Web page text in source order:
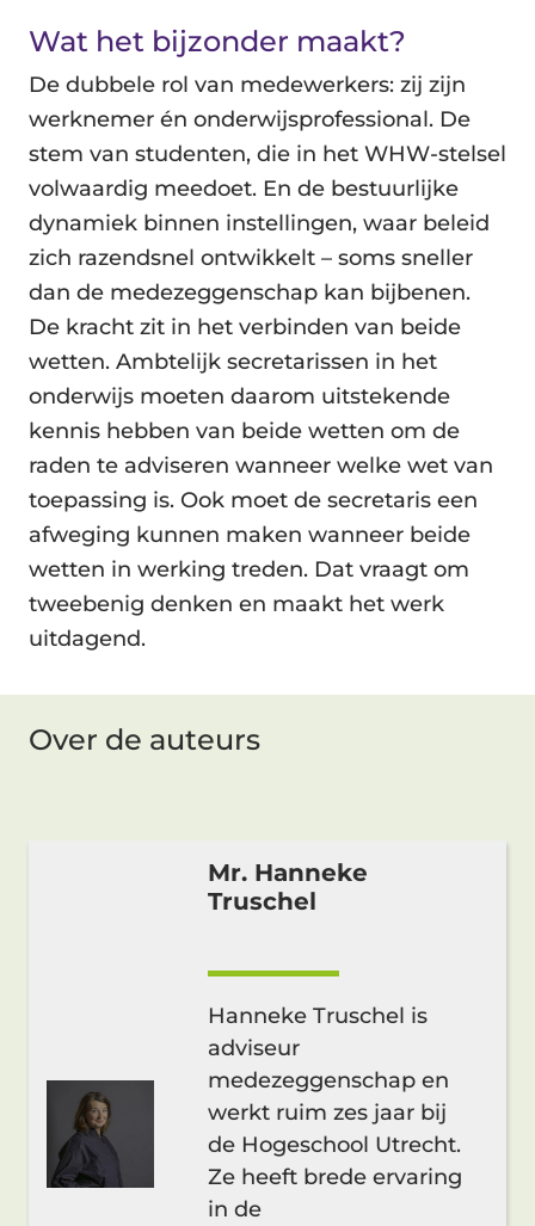
Wat het bijzonder maakt?
De dubbele rol van medewerkers: zij zijn
werknemer én onderwijsprofessional. De
stem van studenten, die in het WHW-stelsel
volwaardig meedoet. En de bestuurlijke
dynamiek binnen instellingen, waar beleid
zich razendsnel ontwikkelt – soms sneller
dan de medezeggenschap kan bijbenen.
De kracht zit in het verbinden van beide
wetten. Ambtelijk secretarissen in het
onderwijs moeten daarom uitstekende
kennis hebben van beide wetten om de
raden te adviseren wanneer welke wet van
toepassing is. Ook moet de secretaris een
afweging kunnen maken wanneer beide
wetten in werking treden. Dat vraagt om
tweebenig denken en maakt het werk
uitdagend.
Over de auteurs
Mr. Hanneke
Truschel
Hanneke Truschel is
adviseur
medezeggenschap en
werkt ruim zes jaar bij
de Hogeschool Utrecht.
Ze heeft brede ervaring
in de